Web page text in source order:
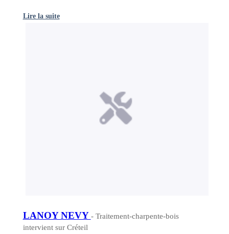
Lire la suite
LANOY NEVY - Traitement-charpente-bois
intervient sur Créteil